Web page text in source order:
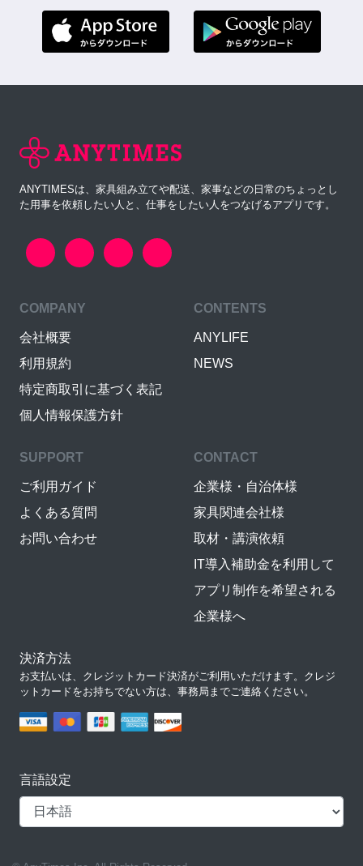
ANYTIMESは、家具組み立てや配送、家事などの日常のちょっとし
た用事を依頼したい人と、仕事をしたい人をつなげるアプリです。
COMPANY
会社概要
利用規約
特定商取引に基づく表記
個人情報保護方針
CONTENTS
ANYLIFE
NEWS
SUPPORT
ご利用ガイド
よくある質問
お問い合わせ
CONTACT
企業様・自治体様
家具関連会社様
取材・講演依頼
IT導入補助金を利用して
アプリ制作を希望される
企業様へ
決済方法
お支払いは、クレジットカード決済がご利用いただけます。クレジ
ットカードをお持ちでない方は、事務局までご連絡ください。
言語設定